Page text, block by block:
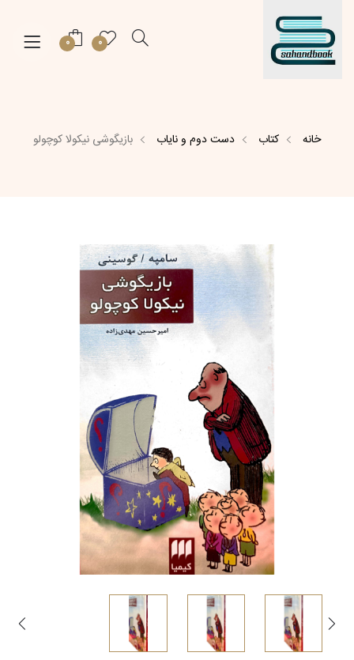
0
0
خانه کتاب دست دوم و نایاب بازیگوشی نیکولا کوچولو